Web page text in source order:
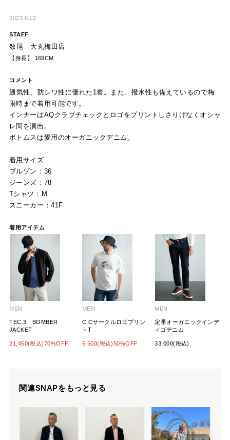
2023.6.12
STAFF
数尾 大丸梅田店
【身長】 169CM
コメント
通気性、防シワ性に優れた1着。また、撥水性も備えているので梅
雨時まで着用可能です。
インナーはAQクラブチェックとロゴをプリントしさりげなくオシャ
レ間を演出。
ボトムスは愛用のオーガニックデニム。
着用サイズ
ブルゾン：36
ジーンズ：78
Tシャツ：M
スニーカー：41F
着用アイテム
MEN
TEC.3 BOMBER
JACKET
21,450(税込)70%OFF
MEN
C.Cサークルロゴプリン
トT
5,500(税込)50%OFF
MEN
定番オーガニックインデ
ィゴデニム
33,000(税込)
関連SNAPをもっと見る